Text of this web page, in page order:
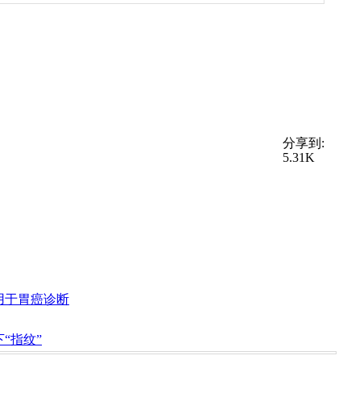
分享到:
5.31K
于胃癌诊断
指纹”